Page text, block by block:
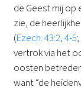
de Geest mij op
zie, de
(Ezech. 43:2,4-5
vertrok via het
oosten
want “de